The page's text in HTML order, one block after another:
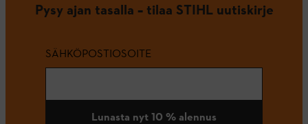
Pysy ajan tasalla – tilaa STIHL uutiskirje
SÄHKÖPOSTIOSOITE
Lunasta nyt 10 % alennus